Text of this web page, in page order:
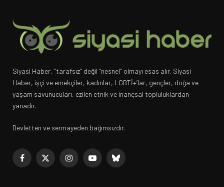
Siyasi Haber, “tarafsız” değil “nesnel” olmayı esas alır. Siyasi
Haber, işçi ve emekçiler, kadınlar, LGBTİ+’lar, gençler, doğa ve
yaşam savunucuları, ezilen etnik ve inançsal topluluklardan
yanadır.
Devletten ve sermayeden bağımsızdır.
Facebook
X
InstagramYouTubeBluesky